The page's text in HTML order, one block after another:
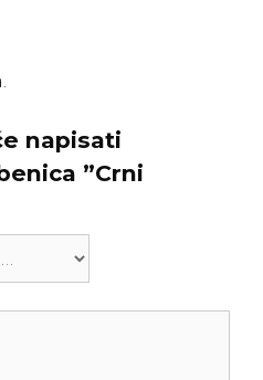
napisati
”Crni